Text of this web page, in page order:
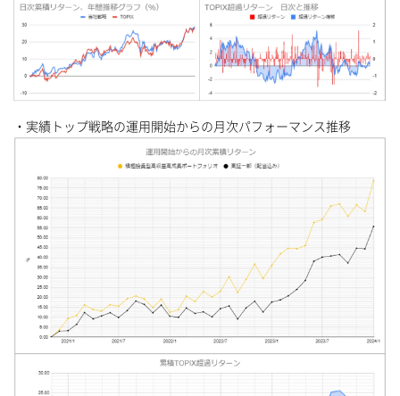
・実績トップ戦略の運用開始からの月次パフォーマンス推移